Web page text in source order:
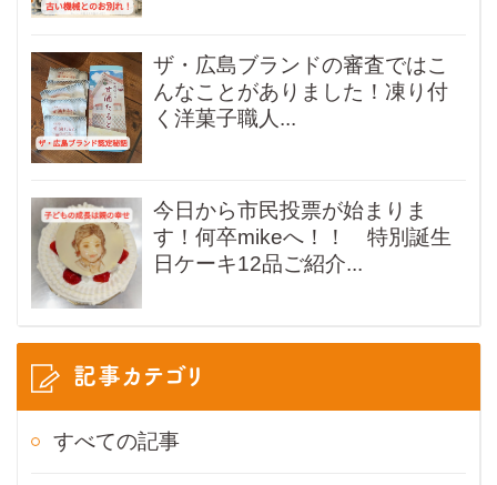
ザ・広島ブランドの審査ではこ
んなことがありました！凍り付
く洋菓子職人...
今日から市民投票が始まりま
す！何卒mikeへ！！ 特別誕生
日ケーキ12品ご紹介...
記事カテゴリ
すべての記事